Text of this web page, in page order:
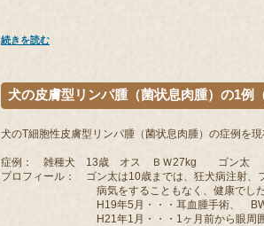
続きを読む
犬の皮膚型リンパ腫（菌状息肉腫）の1例
犬のT細胞性皮膚型リンパ腫（菌状息肉腫）の症例を
症例： 雑種犬 13歳 オス ＢＷ27kg ゴン太
プロフィール： ゴン太は10歳までは、狂犬病注射、
病気をすることもなく、健康でした
H19年5月・・・耳血腫手術、 BW37kg
H21年1月・・・1ヶ月前から眼周囲、外耳